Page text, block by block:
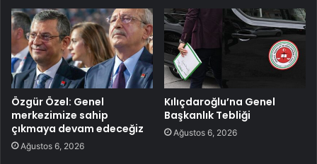
Özgür Özel: Genel
merkezimize sahip
çıkmaya devam edeceğiz
Ağustos 6, 2026
Kılıçdaroğlu’na Genel
Başkanlık Tebliği
Ağustos 6, 2026